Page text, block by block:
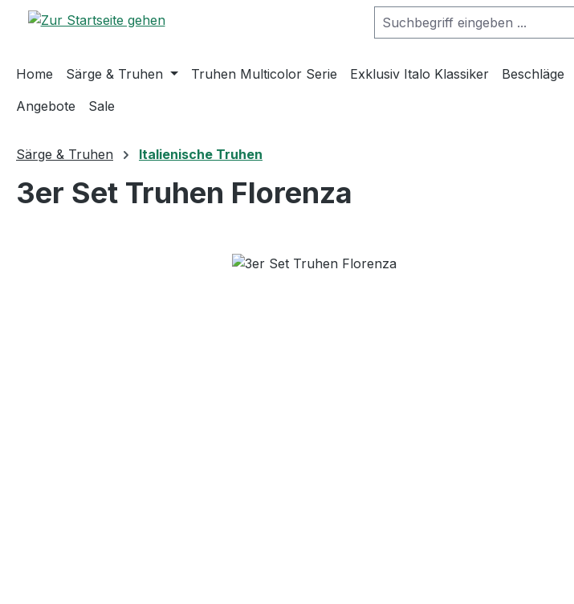
Hauptinhalt springen
Zur Suche springen
Zur Hauptnavigation springen
Home Särge & Truhen Truhen Multicolor Serie Exklusiv Italo Klassiker Beschläge
Angebote
Sale
Särge & Truhen Italienische Truhen
3er Set Truhen Florenza